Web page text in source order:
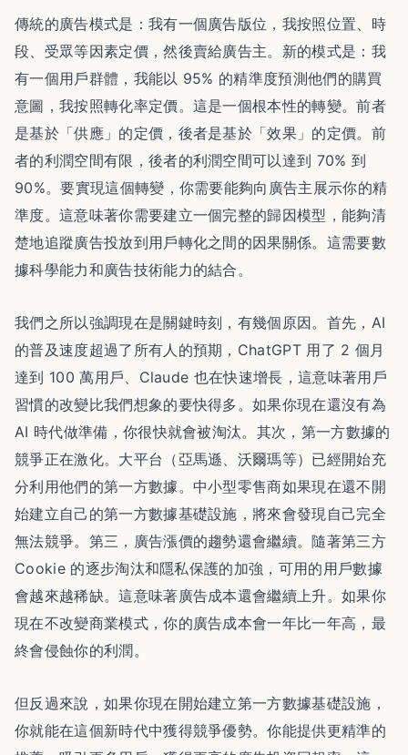
傳統的廣告模式是：我有一個廣告版位，我按照位置、時
段、受眾等因素定價，然後賣給廣告主。新的模式是：我
有一個用戶群體，我能以 95% 的精準度預測他們的購買
意圖，我按照轉化率定價。這是一個根本性的轉變。前者
是基於「供應」的定價，後者是基於「效果」的定價。前
者的利潤空間有限，後者的利潤空間可以達到 70% 到
90%。要實現這個轉變，你需要能夠向廣告主展示你的精
準度。這意味著你需要建立一個完整的歸因模型，能夠清
楚地追蹤廣告投放到用戶轉化之間的因果關係。這需要數
據科學能力和廣告技術能力的結合。
我們之所以強調現在是關鍵時刻，有幾個原因。首先，AI
的普及速度超過了所有人的預期，ChatGPT 用了 2 個月
達到 100 萬用戶、Claude 也在快速增長，這意味著用戶
習慣的改變比我們想象的要快得多。如果你現在還沒有為
AI 時代做準備，你很快就會被淘汰。其次，第一方數據的
競爭正在激化。大平台（亞馬遜、沃爾瑪等）已經開始充
分利用他們的第一方數據。中小型零售商如果現在還不開
始建立自己的第一方數據基礎設施，將來會發現自己完全
無法競爭。第三，廣告漲價的趨勢還會繼續。隨著第三方
Cookie 的逐步淘汰和隱私保護的加強，可用的用戶數據
會越來越稀缺。這意味著廣告成本還會繼續上升。如果你
現在不改變商業模式，你的廣告成本會一年比一年高，最
終會侵蝕你的利潤。
但反過來說，如果你現在開始建立第一方數據基礎設施，
你就能在這個新時代中獲得競爭優勢。你能提供更精準的